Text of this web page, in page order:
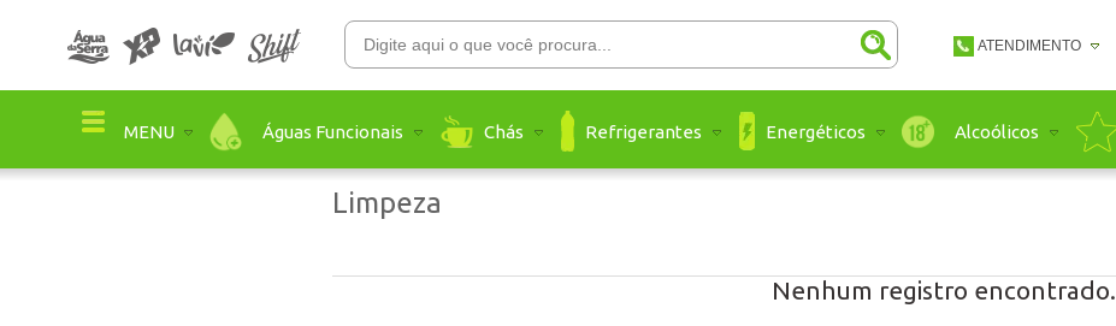
ATENDIMENTO
(48) 3651 2500
MENU Águas Funcionais Chás Refrigerantes Energéticos Alcoólicos
Limpeza
Nenhum registro encontrado.